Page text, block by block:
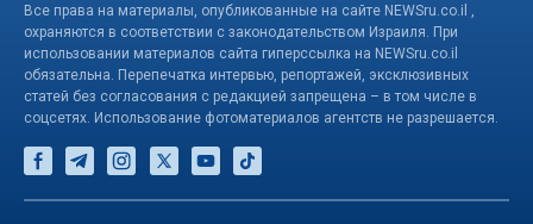
Все права на материалы, опубликованные на сайте NEWSru.co.il ,
охраняются в соответствии с законодательством Израиля. При
использовании материалов сайта гиперссылка на NEWSru.co.il
обязательна. Перепечатка интервью, репортажей, эксклюзивных
статей без согласования с редакцией запрещена – в том числе в
соцсетях. Использование фотоматериалов агентств не разрешается.